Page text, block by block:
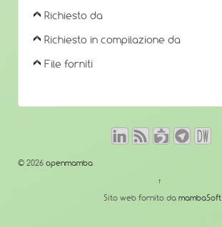
Richiesto da
Richiesto in compilazione da
File forniti
© 2026 openmamba
↑
Sito web fornito da mambaSoft